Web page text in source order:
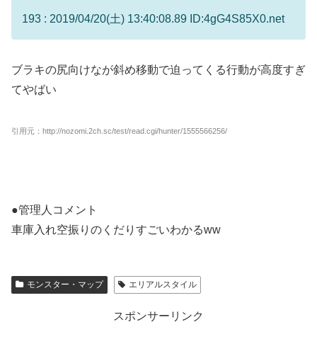
193 : 2019/04/20(土) 13:40:08.89 ID:4gG4S85X0.net
ブラキの尻向けなが斜め移動で迫ってくる行動が高度すぎ
てやばい
引用元：http://nozomi.2ch.sc/test/read.cgi/hunter/1555566256/
●管理人コメント
車庫入れ空振りのくだりすごいわかるww
モンスター・マップ エリアルスタイル
スポンサーリンク